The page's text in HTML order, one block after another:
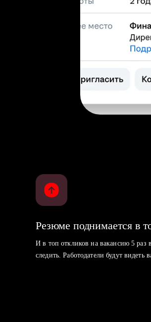
Резюме поднимается в
И в топ откликов на вакансию 5
следить. Работодатели будут видеть